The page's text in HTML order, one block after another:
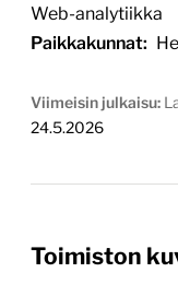
Web-analytiikka
Paikkakunnat:
Viimeisin julkaisu:
24.5.2026
Toimiston